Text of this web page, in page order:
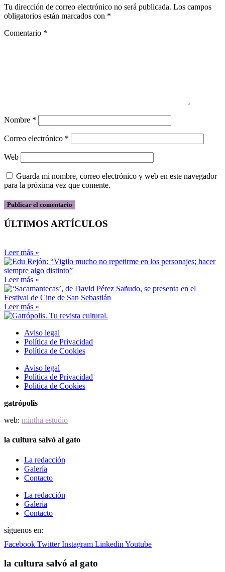
Tu dirección de correo electrónico no será publicada. Los campos
obligatorios están marcados con *
Comentario *
Nombre *
Correo electrónico *
Web
Guarda mi nombre, correo electrónico y web en este navegador
para la próxima vez que comente.
ÚLTIMOS ARTÍCULOS
Leer más »
Leer más »
Leer más »
Aviso legal
Política de Privacidad
Política de Cookies
Aviso legal
Política de Privacidad
Política de Cookies
gatrópolis
web: mintha estudio
la cultura salvó al gato
La redacción
Galería
Contacto
La redacción
Galería
Contacto
síguenos en:
Facebook Twitter Instagram Linkedin Youtube
la cultura salvó al gato